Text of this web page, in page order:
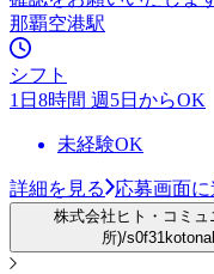
那覇空港駅
シフト
1日8時間 週5日からOK
未経験OK
詳細を見る 応募画面に
株式会社ヒト・コミ
所)/